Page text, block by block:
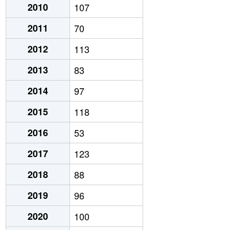
2010
107
2011
70
2012
113
2013
83
2014
97
2015
118
2016
53
2017
123
2018
88
2019
96
2020
100